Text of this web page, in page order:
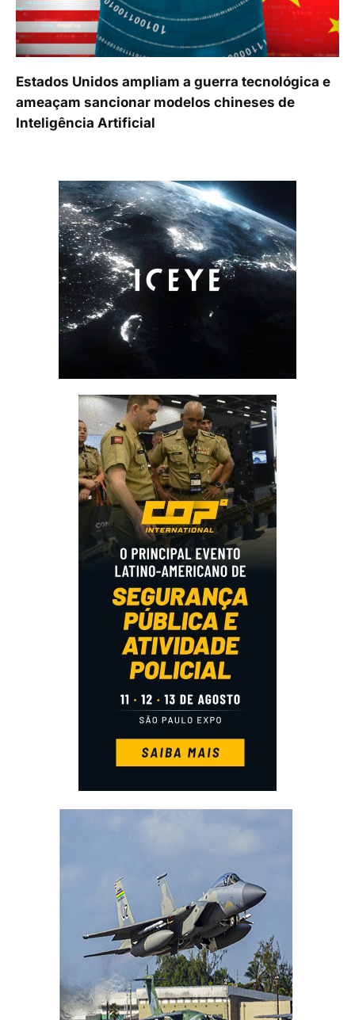
Estados Unidos ampliam a guerra tecnológica e
ameaçam sancionar modelos chineses de
Inteligência Artificial